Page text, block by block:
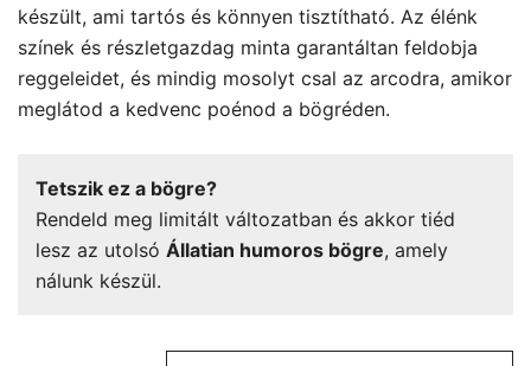
készült, ami tartós és könnyen tisztítható. Az élénk
színek és részletgazdag minta garantáltan feldobja
reggeleidet, és mindig mosolyt csal az arcodra, amikor
meglátod a kedvenc poénod a bögréden.
Tetszik ez a bögre?
Rendeld meg limitált változatban és akkor tiéd
lesz az utolsó Állatian humoros bögre, amely
nálunk készül.